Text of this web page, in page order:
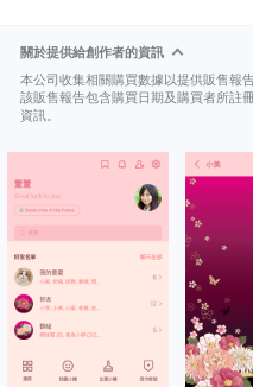
關於提供給創作者的資訊
本公司收集相關購買數據以提供販售報
該販售報告包含購買日期及購買者所註
資訊。